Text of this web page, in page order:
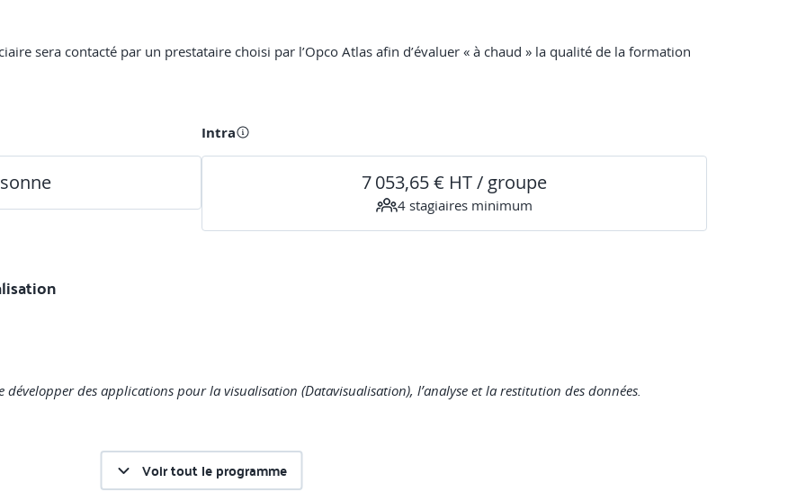
sera contacté par un prestataire choisi par l’Opco Atlas afin d’évaluer « à chaud » la qualité de la formation
Intra
7 053,65 € HT / groupe
4 stagiaires minimum
développer des applications pour la visualisation (Datavisualisation), l’analyse et la restitution des données.
Voir tout le programme